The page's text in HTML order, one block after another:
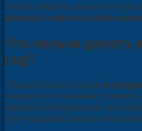
Чтобы уберечь семью от бед и
жениху и невесте клали
Что нельзя делать
год?
· В високосный год не
считается, что можно
примете колядующий,
или чудовище, может